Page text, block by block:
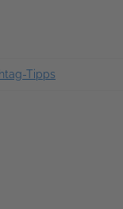
Tipps